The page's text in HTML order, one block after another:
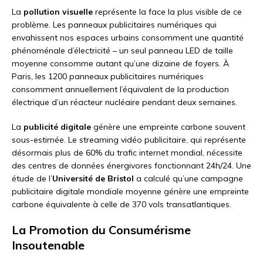
La pollution visuelle représente la face la plus visible de ce
problème. Les panneaux publicitaires numériques qui
envahissent nos espaces urbains consomment une quantité
phénoménale d’électricité – un seul panneau LED de taille
moyenne consomme autant qu’une dizaine de foyers. À
Paris, les 1200 panneaux publicitaires numériques
consomment annuellement l’équivalent de la production
électrique d’un réacteur nucléaire pendant deux semaines.
La publicité digitale génère une empreinte carbone souvent
sous-estimée. Le streaming vidéo publicitaire, qui représente
désormais plus de 60% du trafic internet mondial, nécessite
des centres de données énergivores fonctionnant 24h/24. Une
étude de l’Université de Bristol a calculé qu’une campagne
publicitaire digitale mondiale moyenne génère une empreinte
carbone équivalente à celle de 370 vols transatlantiques.
La Promotion du Consumérisme
Insoutenable